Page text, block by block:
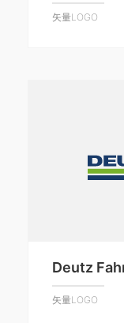
矢量LOGO
Deutz
矢量LOGO